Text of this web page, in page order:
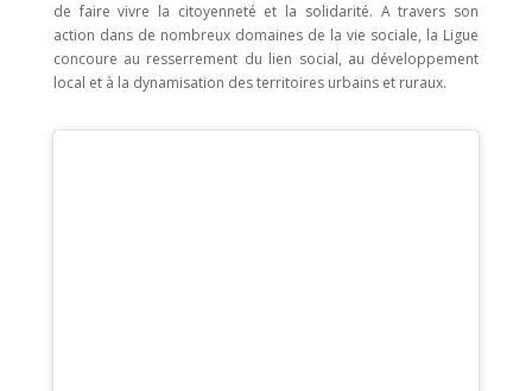
de faire vivre la citoyenneté et la solidarité. A travers son
action dans de nombreux domaines de la vie sociale, la Ligue
concoure au resserrement du lien social, au développement
local et à la dynamisation des territoires urbains et ruraux.